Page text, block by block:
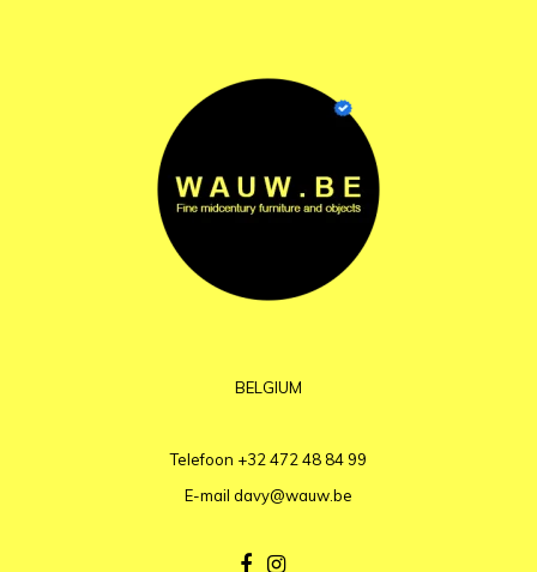
BELGIUM
Telefoon +32 472 48 84 99
E-mail davy@wauw.be